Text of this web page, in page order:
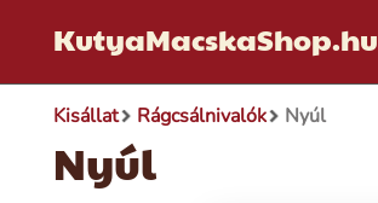
KutyaMacskaShop.hu
Kisállat Rágcsálnivalók Nyúl
Nyúl